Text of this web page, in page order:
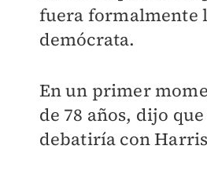
fuera formalmente
demócrata.
En un primer
de 78 años, dijo
debatiría con